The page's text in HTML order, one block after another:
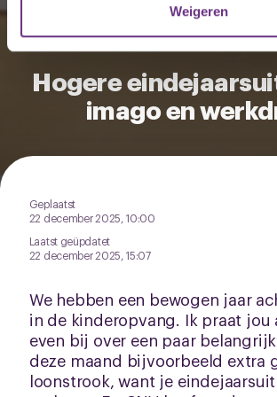
U kunt uw toestemming op elk moment
het ronde cookie-instellingenicoontje
Weigeren
Hogere
imago en
Geplaatst
22 december 2025, 10:00
Laatst geüpdatet
22 december 2025, 15:07
We hebben een bewogen jaar
in de kinderopvang. Ik praat jou
even bij over een paar
deze maand bijvoorbeeld extra
loonstrook, want je